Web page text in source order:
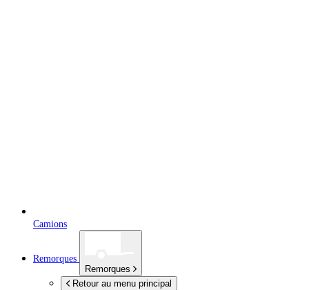
Camions
Remorques
Remorques
Retour au menu principal